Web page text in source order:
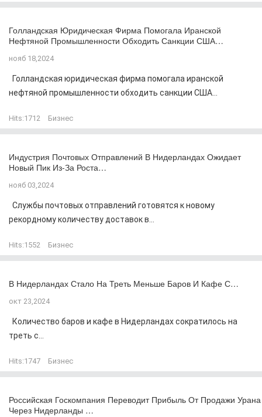
Голландская Юридическая Фирма Помогала Иранской
Нефтяной Промышленности Обходить Санкции США…
нояб 18,2024
Голландская юридическая фирма помогала иранской
нефтяной промышленности обходить санкции США...
Hits:1712 Бизнес
Индустрия Почтовых Отправлений В Нидерландах Ожидает
Новый Пик Из-За Роста…
нояб 03,2024
Службы почтовых отправлений готовятся к новому
рекордному количеству доставок в...
Hits:1552 Бизнес
В Нидерландах Стало На Треть Меньше Баров И Кафе С…
окт 23,2024
Количество баров и кафе в Нидерландах сократилось на
треть с...
Hits:1747 Бизнес
Российская Госкомпания Переводит Прибыль От Продажи Урана
Через Нидерланды …